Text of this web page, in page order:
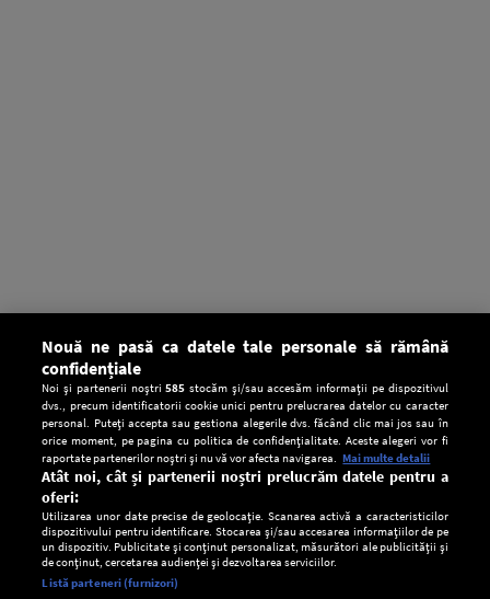
Setări:
Nouă ne pasă ca datele tale personale să rămână
confidențiale
Noi și partenerii noștri585 stocăm și/sau accesăm informații pe dispozitivul
dvs., precum identificatorii cookie unici pentru prelucrarea datelor cu caracter
personal. Puteți accepta sau gestiona alegerile dvs. făcând clic mai jos sau în
orice moment, pe pagina cu politica de confidențialitate. Aceste alegeri vor fi
raportate partenerilor noștri și nu vă vor afecta navigarea. Mai multe detalii
Atât noi, cât și partenerii noștri prelucrăm datele pentru a
oferi:
Utilizarea unor date precise de geolocație. Scanarea activă a caracteristicilor
dispozitivului pentru identificare. Stocarea și/sau accesarea informațiilor de pe
un dispozitiv. Publicitate și conținut personalizat, măsurători ale publicității și
de conținut, cercetarea audienței și dezvoltarea serviciilor.
Listă parteneri (furnizori)